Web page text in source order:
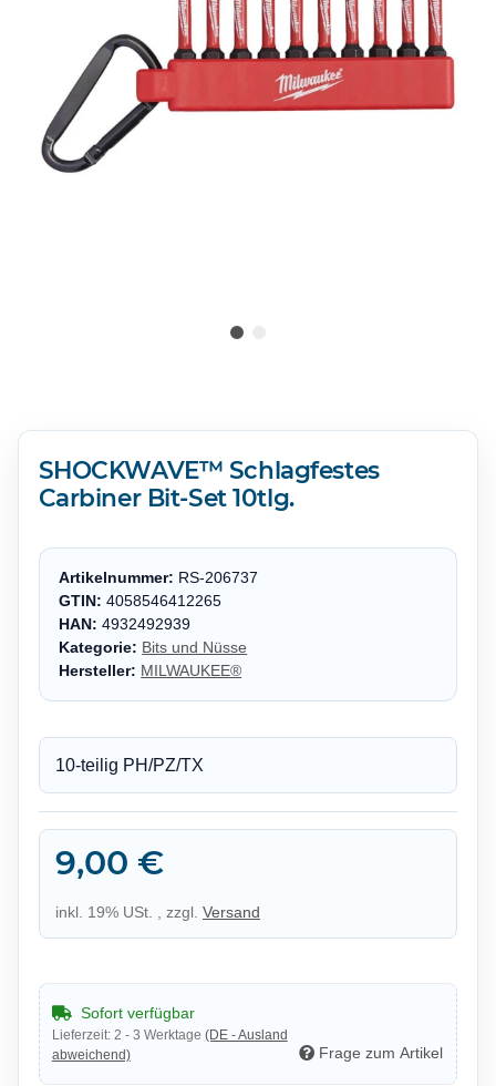
SHOCKWAVE™ Schlagfestes
Carbiner Bit-Set 10tlg.
Artikelnummer: RS-206737
GTIN: 4058546412265
HAN: 4932492939
Kategorie: Bits und Nüsse
Hersteller: MILWAUKEE®
10-teilig PH/PZ/TX
9,00 €
inkl. 19% USt. , zzgl. Versand
Sofort verfügbar
Lieferzeit: 2 - 3 Werktage (DE - Ausland
abweichend)
Frage zum Artikel